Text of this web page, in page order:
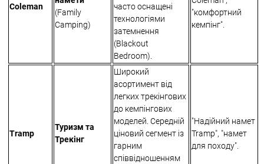
Coleman
(Family
Camping)
часто оснащені
технологіями
затемнення
(Blackout
Bedroom).
"комфортний
кемпінг".
Tramp
Туризм та
Трекінг
Широкий
асортимент від
легких трекінгових
до кемпінгових
моделей. Середній
ціновий сегмент із
гарним
співвідношенням
"Надійний намет
Tramp", "намет
для походу".